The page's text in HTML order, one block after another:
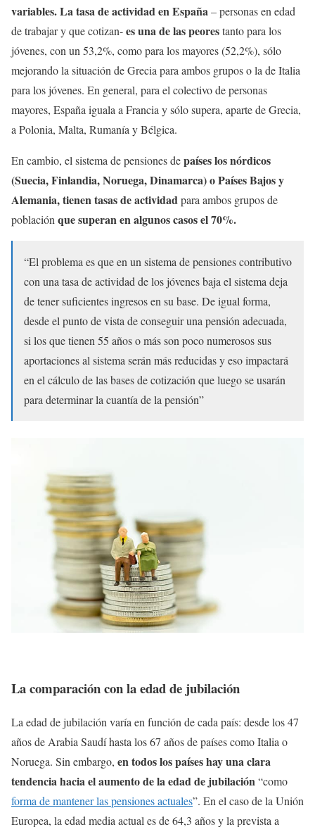
variables. La tasa de actividad en España– personas en edad
de trabajar y que cotizan-es una de las peorestanto para los
jóvenes, con un 53,2%, como para los mayores (52,2%), sólo
mejorando la situación de Grecia para ambos grupos o la de Italia
para los jóvenes. En general, para el colectivo de personas
mayores, España iguala a Francia y sólo supera, aparte de Grecia,
a Polonia, Malta, Rumanía y Bélgica.
En cambio, el sistema de pensiones depaíses los nórdicos
(Suecia, Finlandia, Noruega, Dinamarca) o Países Bajos y
Alemania, tienen tasas de actividadpara ambos grupos de
población que superan en algunos casos el 70%.
“El problema es que en un sistema de pensiones contributivo
con una tasa de actividad de los jóvenes baja el sistema deja
de tener suficientes ingresos en su base. De igual forma,
desde el punto de vista de conseguir una pensión adecuada,
si los que tienen 55 años o más son poco numerosos sus
aportaciones al sistema serán más reducidas y eso impactará
en el cálculo de las bases de cotización que luego se usarán
para determinar la cuantía de la pensión”
La comparación con la edad de jubilación
La edad de jubilación varía en función de cada país: desde los 47
años de Arabia Saudí hasta los 67 años de países como Italia o
Noruega. Sin embargo, en todos los países hay una clara
tendencia hacia el aumento de la edad de jubilación“como
forma de mantener las pensiones actuales”. En el caso de la Unión
Europea, la edad media actual es de 64,3 años y la prevista a